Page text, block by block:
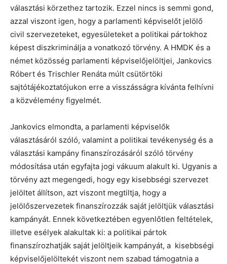
választási körzethez tartozik. Ezzel nincs is semmi gond,
azzal viszont igen, hogy a parlamenti képviselőt jelölő
civil szervezeteket, egyesületeket a politikai pártokhoz
képest diszkriminálja a vonatkozó törvény. A HMDK és a
német közösség parlamenti képviselőjelöltjei, Jankovics
Róbert és Trischler Renáta múlt csütörtöki
sajtótájékoztatójukon erre a visszásságra kívánta felhívni
a közvélemény figyelmét.
Jankovics elmondta, a parlamenti képviselők
választásáról szóló, valamint a politikai tevékenység és a
választási kampány finanszírozásáról szóló törvény
módosítása után egyfajta jogi vákuum alakult ki. Ugyanis a
törvény azt megengedi, hogy egy kisebbségi szervezet
jelöltet állítson, azt viszont megtiltja, hogy a
jelölőszervezetek finanszírozzák saját jelöltjük választási
kampányát. Ennek következtében egyenlőtlen feltételek,
illetve esélyek alakultak ki: a politikai pártok
finanszírozhatják saját jelöltjeik kampányát, a kisebbségi
képviselőjelöltekét viszont nem szabad támogatnia a